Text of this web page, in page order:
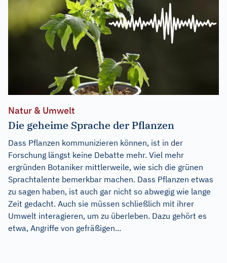
Natur & Umwelt
Die geheime Sprache der Pflanzen
Dass Pflanzen kommunizieren können, ist in der
Forschung längst keine Debatte mehr. Viel mehr
ergründen Botaniker mittlerweile, wie sich die grünen
Sprachtalente bemerkbar machen. Dass Pflanzen etwas
zu sagen haben, ist auch gar nicht so abwegig wie lange
Zeit gedacht. Auch sie müssen schließlich mit ihrer
Umwelt interagieren, um zu überleben. Dazu gehört es
etwa, Angriffe von gefräßigen...